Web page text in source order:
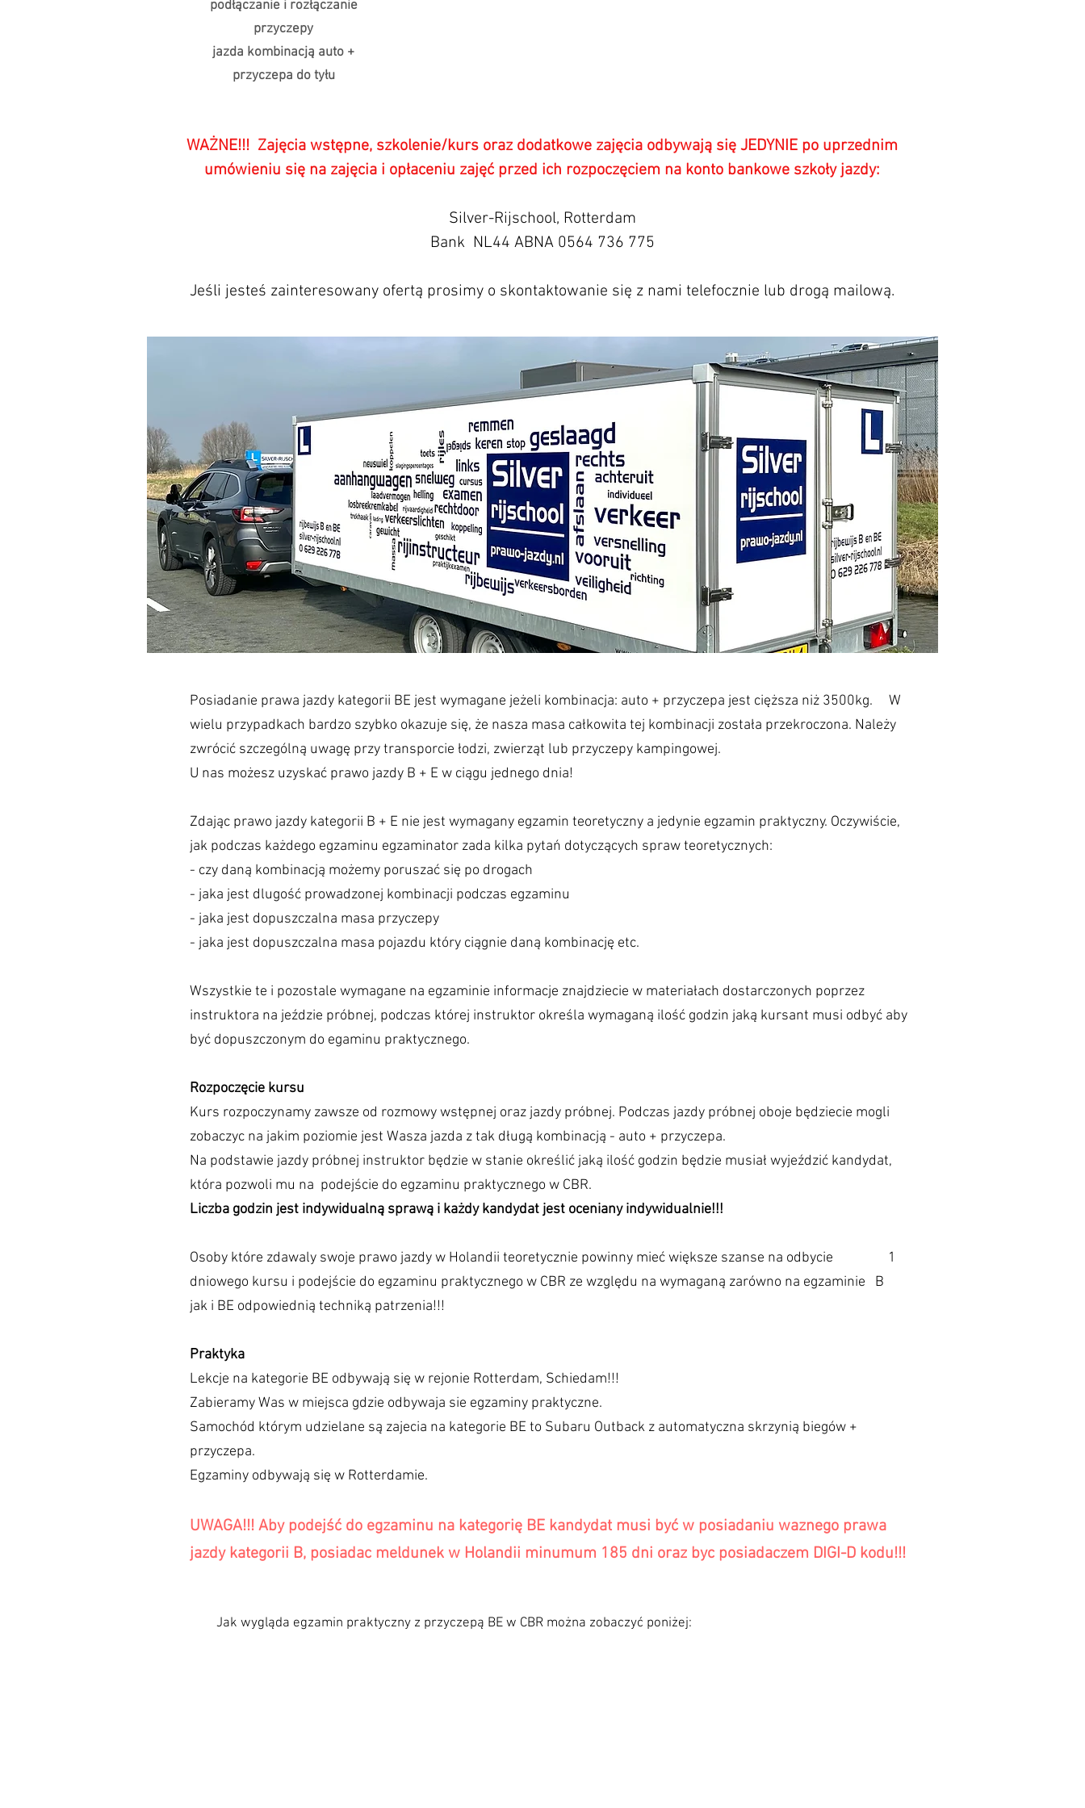
podłączanie i rozłączanie
przyczepy
jazda kombinacją auto +
przyczepa do tyłu
WAŻNE!!! Zajęcia wstępne, szkolenie/kurs oraz dodatkowe zajęcia odbywają się JEDYNIE po uprzednim
umówieniu się na zajęcia i opłaceniu zajęć przed ich rozpoczęciem na konto bankowe szkoły jazdy:
Silver-Rijschool, Rotterdam
Bank NL44 ABNA 0564 736 775
Jeśli jesteś zainteresowany ofertą prosimy o skontaktowanie się z nami telefocznie lub drogą mailową.
Posiadanie prawa jazdy kategorii BE jest wymagane jeżeli kombinacja: auto + przyczepa jest cięższa niż 3500kg. W
wielu przypadkach bardzo szybko okazuje się, że nasza masa całkowita tej kombinacji została przekroczona. Należy
zwrócić szczególną uwagę przy transporcie łodzi, zwierząt lub przyczepy kampingowej.
U nas możesz uzyskać prawo jazdy B + E w ciągu jednego dnia!
Zdając prawo jazdy kategorii B + E nie jest wymagany egzamin teoretyczny a jedynie egzamin praktyczny. Oczywiście,
jak podczas każdego egzaminu egzaminator zada kilka pytań dotyczących spraw teoretycznych:
- czy daną kombinacją możemy poruszać się po drogach
- jaka jest dlugość prowadzonej kombinacji podczas egzaminu
- jaka jest dopuszczalna masa przyczepy
- jaka jest dopuszczalna masa pojazdu który ciągnie daną kombinację etc.
Wszystkie te i pozostale wymagane na egzaminie informacje znajdziecie w materiałach dostarczonych poprzez
instruktora na jeździe próbnej, podczas której instruktor określa wymaganą ilość godzin jaką kursant musi odbyć aby
być dopuszczonym do egaminu praktycznego.
Rozpoczęcie kursu
Kurs rozpoczynamy zawsze od rozmowy wstępnej oraz jazdy próbnej. Podczas jazdy próbnej oboje będziecie mogli
zobaczyc na jakim poziomie jest Wasza jazda z tak długą kombinacją - auto + przyczepa.
Na podstawie jazdy próbnej instruktor będzie w stanie określić jaką ilość godzin będzie musiał wyjeździć kandydat,
która pozwoli mu na podejście do egzaminu praktycznego w CBR.
Liczba godzin jest indywidualną sprawą i każdy kandydat jest oceniany indywidualnie!!!
Osoby które zdawaly swoje prawo jazdy w Holandii teoretycznie powinny mieć większe szanse na odbycie 1
dniowego kursu i podejście do egzaminu praktycznego w CBR ze względu na wymaganą zarówno na egzaminie B
jak i BE odpowiednią techniką patrzenia!!!
Praktyka
Lekcje na kategorie BE odbywają się w rejonie Rotterdam, Schiedam!!!
Zabieramy Was w miejsca gdzie odbywaja sie egzaminy praktyczne.
Samochód którym udzielane są zajecia na kategorie BE to Subaru Outback z automatyczna skrzynią biegów +
przyczepa.
Egzaminy odbywają się w Rotterdamie.
UWAGA!!! Aby podejść do egzaminu na kategorię BE kandydat musi być w posiadaniu waznego prawa
jazdy kategorii B, posiadac meldunek w Holandii minumum 185 dni oraz byc posiadaczem DIGI-D kodu!!!
Jak wygląda egzamin praktyczny z przyczepą BE w CBR można zobaczyć poniżej: